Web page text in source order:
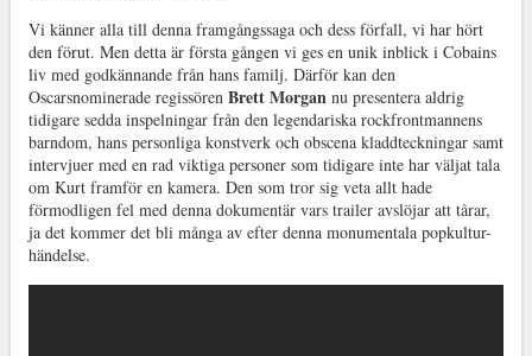
Vi känner alla till denna framgångssaga och dess förfall, vi har hört
den förut. Men detta är första gången vi ges en unik inblick i Cobains
liv med godkännande från hans familj. Därför kan den
Oscarsnominerade regissören Brett Morgan nu presentera aldrig
tidigare sedda inspelningar från den legendariska rockfrontmannens
barndom, hans personliga konstverk och obscena kladdteckningar samt
intervjuer med en rad viktiga personer som tidigare inte har väljat tala
om Kurt framför en kamera. Den som tror sig veta allt hade
förmodligen fel med denna dokumentär vars trailer avslöjar att tårar,
ja det kommer det bli många av efter denna monumentala popkultur-
händelse.